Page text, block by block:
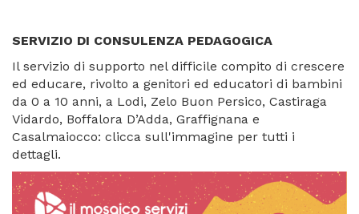
SERVIZIO DI CONSULENZA PEDAGOGICA
Il servizio di supporto nel difficile compito di crescere
ed educare, rivolto a genitori ed educatori di bambini
da 0 a 10 anni, a Lodi, Zelo Buon Persico, Castiraga
Vidardo, Boffalora D’Adda, Graffignana e
Casalmaiocco: clicca sull'immagine per tutti i
dettagli.